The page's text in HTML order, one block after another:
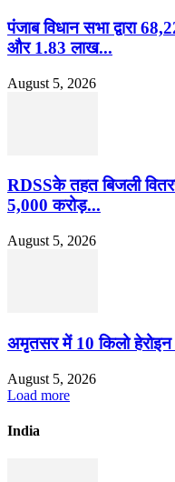
पंजाब विधान सभा द्वारा
और 1.83 लाख...
August 5, 2026
RDSSके तहत बिजली
5,000 करोड़...
August 5, 2026
अमृतसर में 10 किलो हेरोइन
August 5, 2026
Load more
India